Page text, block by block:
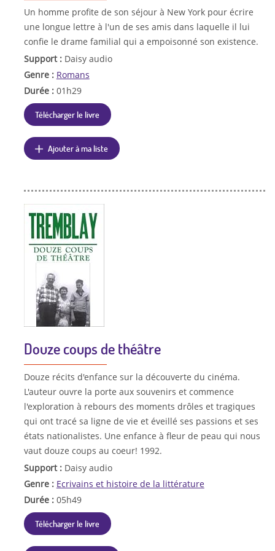
Un homme profite de son séjour à New York pour écrire
une longue lettre à l'un de ses amis dans laquelle il lui
confie le drame familial qui a empoisonné son existence.
Support : Daisy audio
Genre : Romans
Durée : 01h29
Télécharger le livre
Ajouter à ma liste
Douze coups de théâtre
Douze récits d'enfance sur la découverte du cinéma.
L'auteur ouvre la porte aux souvenirs et commence
l'exploration à rebours des moments drôles et tragiques
qui ont tracé sa ligne de vie et éveillé ses passions et ses
états nationalistes. Une enfance à fleur de peau qui nous
vaut douze coups au coeur! 1992.
Support : Daisy audio
Genre : Ecrivains et histoire de la littérature
Durée : 05h49
Télécharger le livre